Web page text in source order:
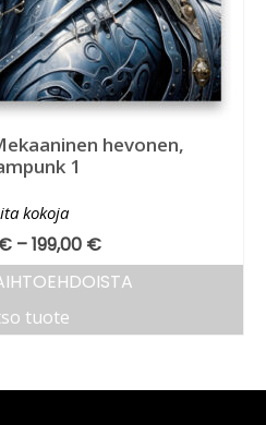
hevonen,
1
kokoja
–199,00 €
tuote